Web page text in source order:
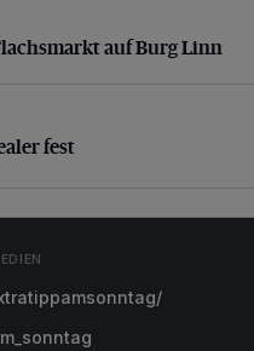
auf Burg Linn
auf Burg Linn
fest
fest